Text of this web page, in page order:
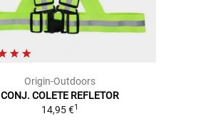
Origin-Outdoors
CONJ. COLETE REFLETOR
14,95 €1